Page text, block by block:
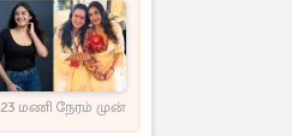
23 மணி நேரம் முன்